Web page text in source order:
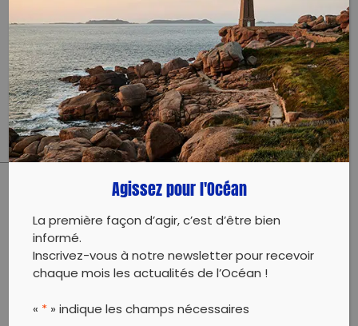
13 février 2022 - 14:00 à 17:00
jeramasse@1dechetparjour.com
0667970980
Évènement proposé par :
1 Déchet Par Jour
Partager sur Facebook
Partager sur
un ami
Copy to clipboard
Agissez pour l'Océan
La première façon d’agir, c’est d’être bien
informé.
Inscrivez-vous à notre newsletter pour recevoir
chaque mois les actualités de l’Océan !
« * » indique les champs nécessaires